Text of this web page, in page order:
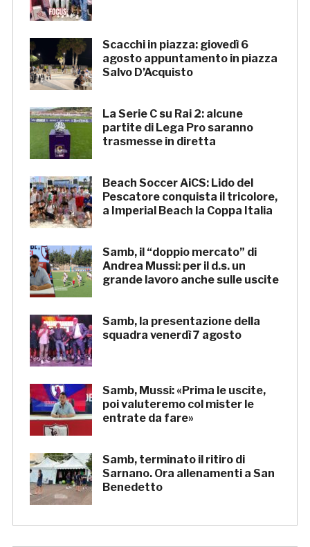
Scacchi in piazza: giovedì 6
agosto appuntamento in piazza
Salvo D’Acquisto
La Serie C su Rai 2: alcune
partite di Lega Pro saranno
trasmesse in diretta
Beach Soccer AiCS: Lido del
Pescatore conquista il tricolore,
a Imperial Beach la Coppa Italia
Samb, il “doppio mercato” di
Andrea Mussi: per il d.s. un
grande lavoro anche sulle uscite
Samb, la presentazione della
squadra venerdì 7 agosto
Samb, Mussi: «Prima le uscite,
poi valuteremo col mister le
entrate da fare»
Samb, terminato il ritiro di
Sarnano. Ora allenamenti a San
Benedetto